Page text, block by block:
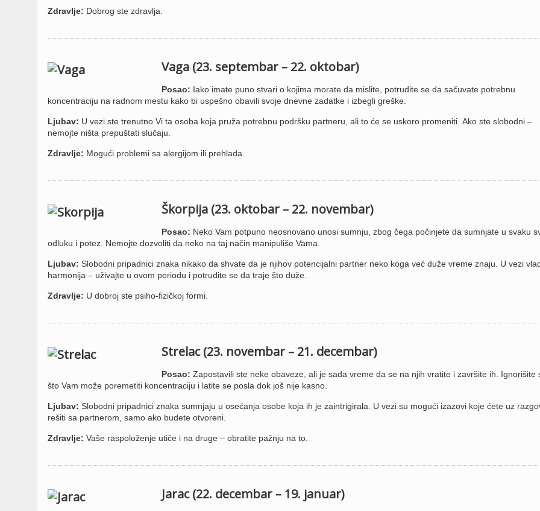
Zdravlje: Dobrog ste zdravlja.
Vaga (23. septembar – 22. oktobar)
Posao: Iako imate puno stvari o kojima morate da mislite, potrudite se da sačuvate potrebnu
koncentraciju na radnom mestu kako bi uspešno obavili svoje dnevne zadatke i izbegli greške.
Ljubav: U vezi ste trenutno Vi ta osoba koja pruža potrebnu podršku partneru, ali to će se uskoro promeniti. Ako ste slobodni –
nemojte ništa prepuštati slučaju.
Zdravlje: Mogući problemi sa alergijom ili prehlada.
Škorpija (23. oktobar – 22. novembar)
Posao: Neko Vam potpuno neosnovano unosi sumnju, zbog čega počinjete da sumnjate u svaku
odluku i potez. Nemojte dozvoliti da neko na taj način manipuliše Vama.
Ljubav: Slobodni pripadnici znaka nikako da shvate da je njihov potencijalni partner neko koga već duže vreme znaju. U vezi
harmonija – uživajte u ovom periodu i potrudite se da traje što duže.
Zdravlje: U dobroj ste psiho-fizičkoj formi.
Strelac (23. novembar – 21. decembar)
Posao: Zapostavili ste neke obaveze, ali je sada vreme da se na njih vratite i završite ih. Ignorišite
što Vam može poremetiti koncentraciju i latite se posla dok još nije kasno.
Ljubav: Slobodni pripadnici znaka sumnjaju u osećanja osobe koja ih je zaintrigirala. U vezi su mogući izazovi koje ćete uz
rešiti sa partnerom, samo ako budete otvoreni.
Zdravlje: Vaše raspoloženje utiče i na druge – obratite pažnju na to.
Jarac (22. decembar – 19. januar)